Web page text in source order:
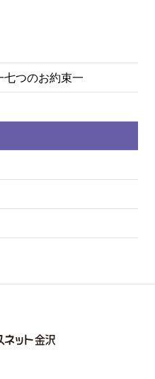
七つのお約束一